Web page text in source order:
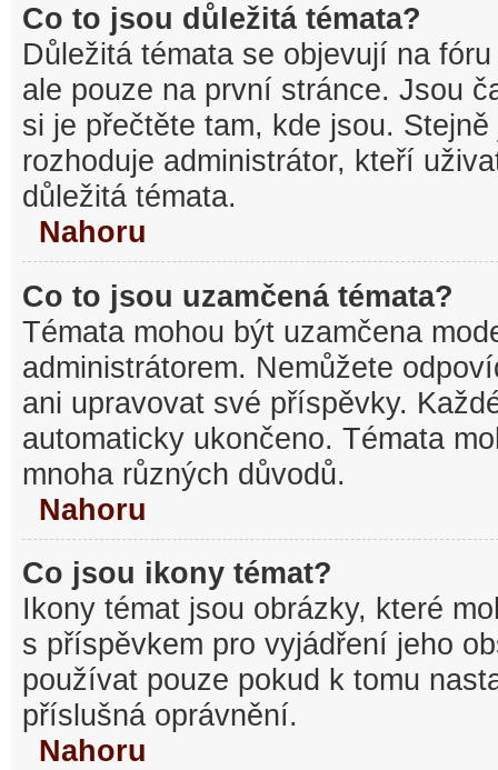
Co to jsou důležitá témata?
Důležitá témata se objevují na
ale pouze na první stránce. Jsou
si je přečtěte tam, kde jsou.
rozhoduje administrátor, kteří
důležitá témata.
Nahoru
Co to jsou uzamčená témata?
Témata mohou být uzamčena
administrátorem. Nemůžete
ani upravovat své příspěvky.
automaticky ukončeno. Témata
mnoha různých důvodů.
Nahoru
Co jsou ikony témat?
Ikony témat jsou obrázky, které
s příspěvkem pro vyjádření jeho
používat pouze pokud k tomu
příslušná oprávnění.
Nahoru